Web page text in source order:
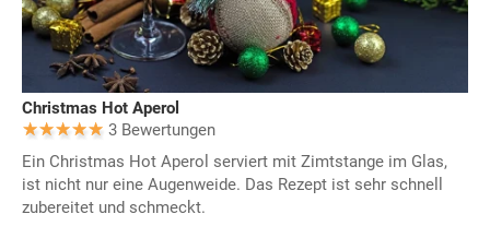
Christmas Hot Aperol
3 Bewertungen
Ein Christmas Hot Aperol serviert mit Zimtstange im Glas,
ist nicht nur eine Augenweide. Das Rezept ist sehr schnell
zubereitet und schmeckt.